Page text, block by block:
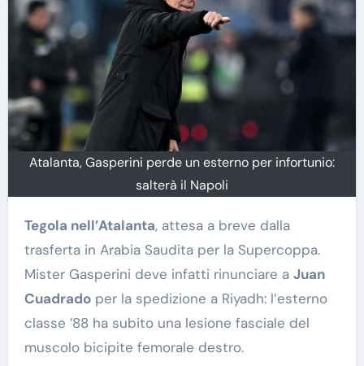
Atalanta, Gasperini perde un esterno per infortunio:
salterà il Napoli
Tegola nell’Atalanta, attesa a breve dalla
trasferta in Arabia Saudita per la Supercoppa.
Mister Gasperini deve infatti rinunciare a Juan
Cuadradoper la spedizione a Riyadh: l’esterno
classe ’88 ha subito una lesione fasciale del
muscolo bicipite femorale destro.